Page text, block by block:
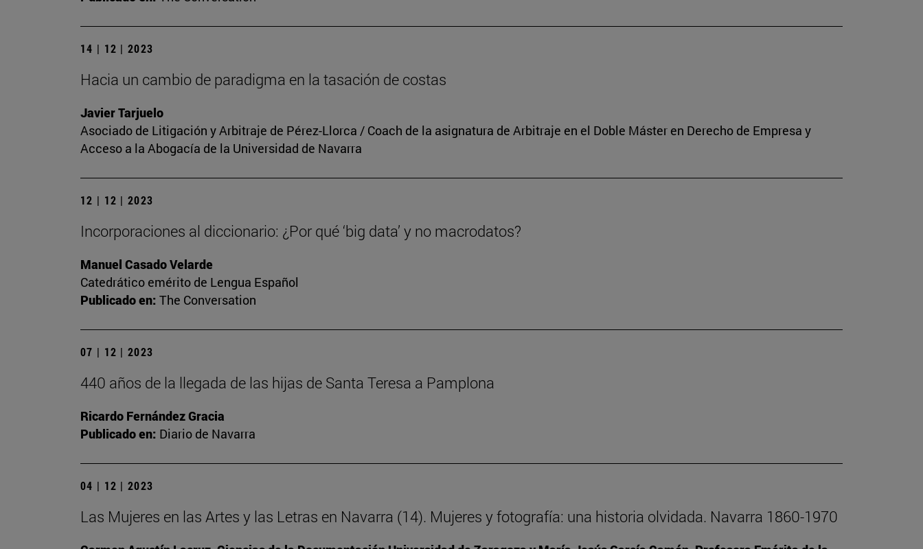
14 | 12 | 2023
Hacia un cambio de paradigma en la tasación de costas
Javier Tarjuelo
Asociado de Litigación y Arbitraje de Pérez-Llorca / Coach de la asignatura de Arbitraje en el Doble Máster en Derecho de Empresa y
Acceso a la Abogacía de la Universidad de Navarra
12 | 12 | 2023
Incorporaciones al diccionario: ¿Por qué ‘big data’ y no macrodatos?
Manuel Casado Velarde
Catedrático emérito de Lengua Español
Publicado en: The Conversation
07 | 12 | 2023
440 años de la llegada de las hijas de Santa Teresa a Pamplona
Ricardo Fernández Gracia
Publicado en: Diario de Navarra
04 | 12 | 2023
Las Mujeres en las Artes y las Letras en Navarra (14). Mujeres y fotografía: una historia olvidada. Navarra 1860-1970